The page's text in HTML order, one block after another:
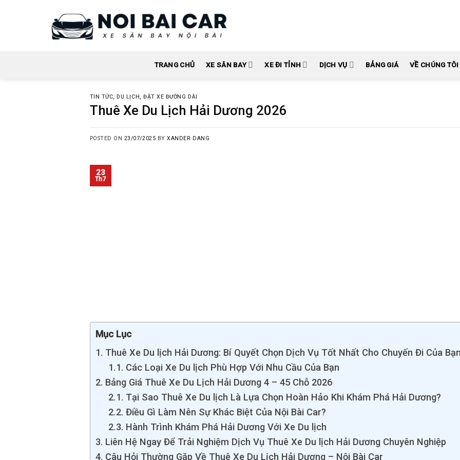
TRANG CHỦ XE SÂN BAY XE ĐI TỈNH DỊCH VỤ BẢNG GIÁ VỀ CHÚNG TÔI
TIN TỨC,DU LỊCH,ĐẶT XE ĐƯỜNG DÀI
Thuê Xe Du Lịch Hải Dương 2026
POSTED ON 23/07/2025 BYXANDER DANG
23
Th7
Mục Lục
Thuê Xe Du lịch Hải Dương: Bí Quyết Chọn Dịch Vụ Tốt Nhất Cho Chuyến Đi Của
Các Loại Xe Du lịch Phù Hợp Với Nhu Cầu Của Bạn
Bảng Giá Thuê Xe Du Lịch Hải Dương 4 – 45 Chỗ 2026
Tại Sao Thuê Xe Du lịch Là Lựa Chọn Hoàn Hảo Khi Khám Phá Hải Dương?
Điều Gì Làm Nên Sự Khác Biệt Của Nội Bài Car?
Hành Trình Khám Phá Hải Dương Với Xe Du lịch
Liên Hệ Ngay Để Trải Nghiệm Dịch Vụ Thuê Xe Du lịch Hải Dương Chuyên Nghiệp
Câu Hỏi Thường Gặp Về Thuê Xe Du Lịch Hải Dương – Nội Bài Car